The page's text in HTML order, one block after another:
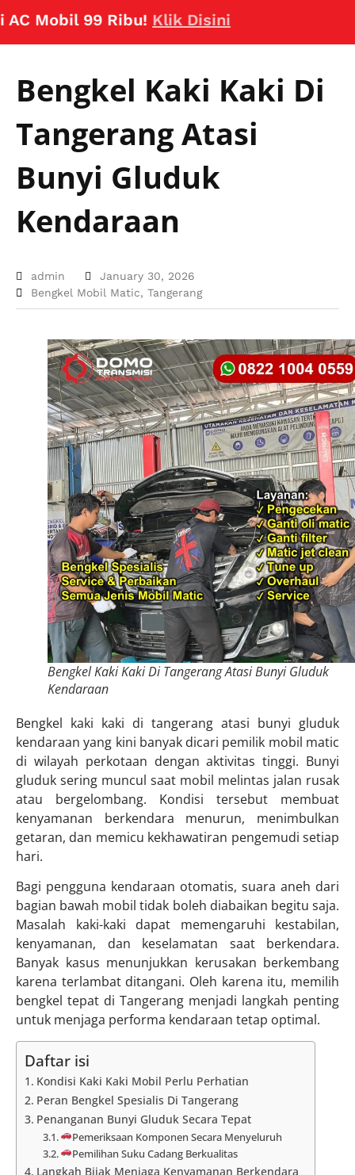
99 Ribu!Klik Disini
Bengkel Kaki Kaki Di
Tangerang Atasi
Bunyi Gluduk
Kendaraan
admin
January 30, 2026
Bengkel Mobil Matic, Tangerang
Bengkel Kaki Kaki Di Tangerang Atasi Bunyi Gluduk
Kendaraan
Bengkel kaki kaki di tangerang atasi bunyi gluduk
kendaraan yang kini banyak dicari pemilik mobil matic
di wilayah perkotaan dengan aktivitas tinggi. Bunyi
gluduk sering muncul saat mobil melintas jalan rusak
atau bergelombang. Kondisi tersebut membuat
kenyamanan berkendara menurun, menimbulkan
getaran, dan memicu kekhawatiran pengemudi setiap
hari.
Bagi pengguna kendaraan otomatis, suara aneh dari
bagian bawah mobil tidak boleh diabaikan begitu saja.
Masalah kaki-kaki dapat memengaruhi kestabilan,
kenyamanan, dan keselamatan saat berkendara.
Banyak kasus menunjukkan kerusakan berkembang
karena terlambat ditangani. Oleh karena itu, memilih
bengkel tepat di Tangerang menjadi langkah penting
untuk menjaga performa kendaraan tetap optimal.
Daftar isi
Kondisi Kaki Kaki Mobil Perlu Perhatian
Peran Bengkel Spesialis Di Tangerang
Penanganan Bunyi Gluduk Secara Tepat
Pemeriksaan Komponen Secara Menyeluruh
Pemilihan Suku Cadang Berkualitas
Langkah Bijak Menjaga Kenyamanan Berkendara